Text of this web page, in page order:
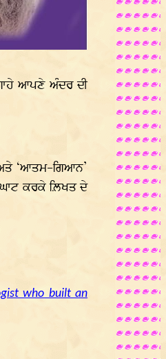
ਆਪਣੇ ਅੰਦਰ ਦੀ
ਅਤੇ ‘ਆਤਮ-ਗਿਆਨ’
ਕਰਕੇ ਲ਼ਿਖਤ ਦੇ
who built an